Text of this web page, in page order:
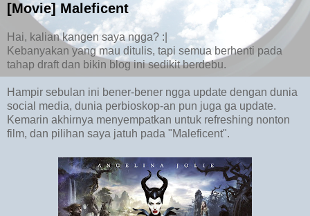
[Movie] Maleficent
Hai, kalian kangen saya ngga? :|
Kebanyakan yang mau ditulis, tapi semua berhenti pada
tahap draft dan bikin blog ini sedikit berdebu.
Hampir sebulan ini bener-bener ngga update dengan dunia
social media, dunia perbioskop-an pun juga ga update.
Kemarin akhirnya menyempatkan untuk refreshing nonton
film, dan pilihan saya jatuh pada "Maleficent".